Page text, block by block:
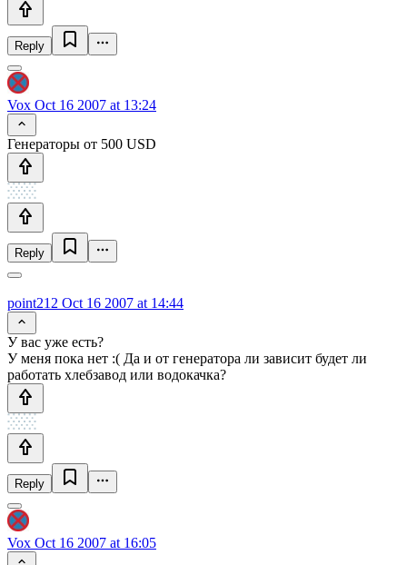
Reply
Vox Oct 16 2007 at 13:24
Генераторы от 500 USD
Reply
point212 Oct 16 2007 at 14:44
У вас уже есть?
У меня пока нет :( Да и от генератора ли зависит будет ли
работать хлебзавод или водокачка?
Reply
Vox Oct 16 2007 at 16:05